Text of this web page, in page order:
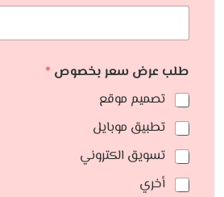
طلب عرض سعر بخصوص *
تصميم موقع
تطبيق موبايل
تسويق الكتروني
أخري